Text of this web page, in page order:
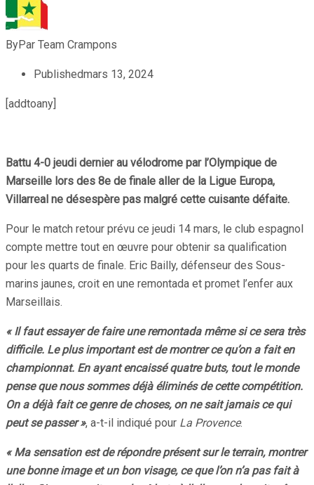
ByPar Team Crampons
Publishedmars 13, 2024
[addtoany]
Battu 4-0 jeudi dernier au vélodrome par l’Olympique de
Marseille lors des 8e de finale aller de la Ligue Europa,
Villarreal ne désespère pas malgré cette cuisante défaite.
Pour le match retour prévu ce jeudi 14 mars, le club espagnol
compte mettre tout en œuvre pour obtenir sa qualification
pour les quarts de finale. Eric Bailly, défenseur des Sous-
marins jaunes, croit en une remontada et promet l’enfer aux
Marseillais.
« Il faut essayer de faire une remontada même si ce sera très
difficile. Le plus important est de montrer ce qu’on a fait en
championnat. En ayant encaissé quatre buts, tout le monde
pense que nous sommes déjà éliminés de cette compétition.
On a déjà fait ce genre de choses, on ne sait jamais ce qui
peut se passer », a-t-il indiqué pour La Provence.
« Ma sensation est de répondre présent sur le terrain, montrer
une bonne image et un bon visage, ce que l’on n’a pas fait à